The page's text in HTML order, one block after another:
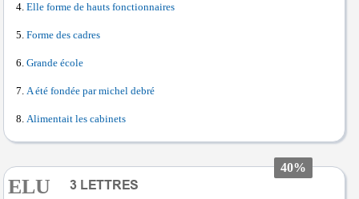
Elle forme de hauts fonctionnaires
Forme des cadres
Grande école
A été fondée par michel debré
Alimentait les cabinets
40%
ELU